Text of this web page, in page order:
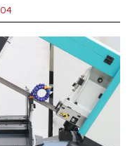
plném materiálu) mm